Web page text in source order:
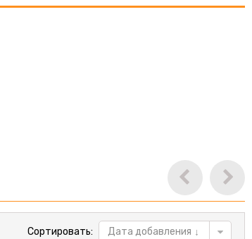
Сортировать: Дата добавления